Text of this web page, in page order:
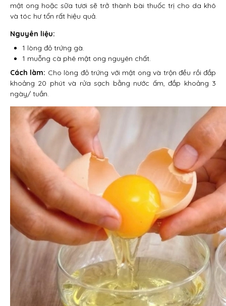
mật ong hoặc sữa tươi sẽ trở thành bài thuốc trị cho da khô
và tóc hư tổn rất hiệu quả.
Nguyên liệu:
1 lòng đỏ trứng gà.
1 muỗng cà phê mật ong nguyên chất.
Cách làm: Cho lòng đỏ trứng với mật ong và trộn đều rồi đắp
khoảng 20 phút và rửa sạch bằng nước ấm, đắp khoảng 3
ngày/ tuần.